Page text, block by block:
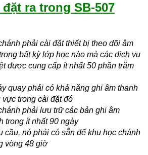
ra trong SB-507
phải cài đặt thiết bị theo dõi âm
bất kỳ lớp học nào mà các dịch vụ
được cung cấp ít nhất 50 phần trăm
quay phải có khả năng ghi âm thanh
vực trong cài đặt đó
phải lưu trữ các bản ghi âm
trong ít nhất 90 ngày
cầu, nó phải có sẵn để khu học chánh
vòng 48 giờ